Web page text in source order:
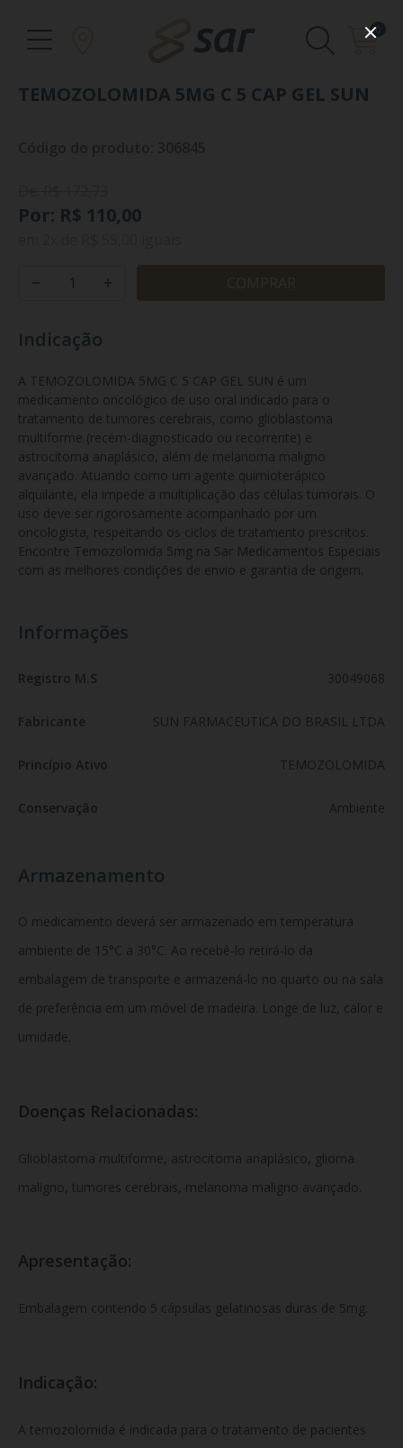
0
TEMOZOLOMIDA 5MG C 5 CAP GEL SUN
Por: R$ 110,00
Indicação
A TEMOZOLOMIDA 5MG C 5 CAP GEL SUN é um
medicamento oncológico de uso oral indicado para o
tratamento de tumores cerebrais, como glioblastoma
multiforme (recém-diagnosticado ou recorrente) e
astrocitoma anaplásico, além de melanoma maligno
avançado. Atuando como um agente quimioterápico
alquilante, ela impede a multiplicação das células tumorais. O
uso deve ser rigorosamente acompanhado por um
oncologista, respeitando os ciclos de tratamento prescritos.
Encontre Temozolomida 5mg na Sar Medicamentos Especiais
com as melhores condições de envio e garantia de origem.
Informações
Registro M.S 30049068
Fabricante SUN FARMACEUTICA DO BRASIL LTDA
Princípio Ativo TEMOZOLOMIDA
Conservação Ambiente
Armazenamento
O medicamento deverá ser armazenado em temperatura
ambiente de 15°C a 30°C. Ao recebê-lo retirá-lo da
embalagem de transporte e armazená-lo no quarto ou na sala
de preferência em um móvel de madeira. Longe de luz, calor e
umidade.
Doenças Relacionadas:
Glioblastoma multiforme, astrocitoma anaplásico, glioma
maligno, tumores cerebrais, melanoma maligno avançado.
Apresentação:
Embalagem contendo 5 cápsulas gelatinosas duras de 5mg.
Indicação:
A temozolomida é indicada para o tratamento de pacientes